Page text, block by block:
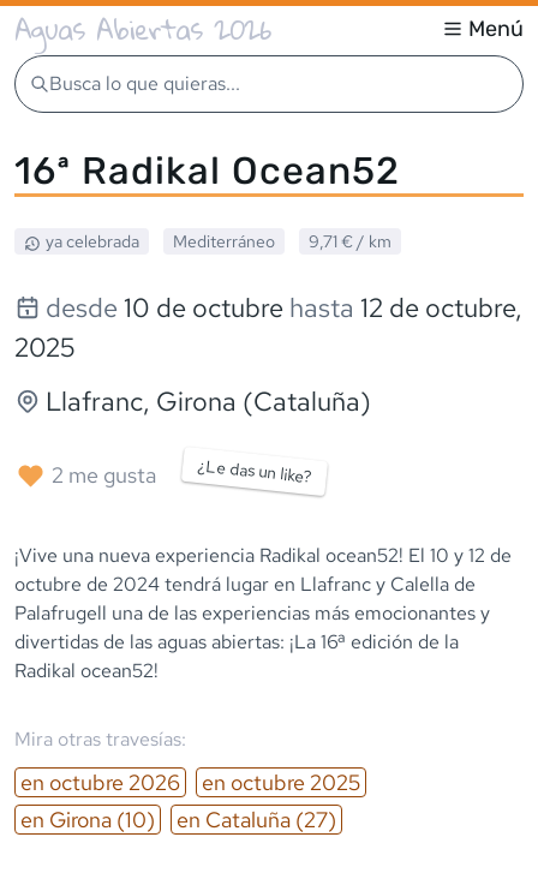
Aguas Abiertas 2026 Menú
Busca lo que quieras...
16ª Radikal Ocean52
ya celebrada Mediterráneo 9,71 € / km
desde 10 de octubre hasta 12 de octubre,
2025
Llafranc, Girona (Cataluña)
2 me gusta ¿Le das un like?
¡Vive una nueva experiencia Radikal ocean52! El 10 y 12 de
octubre de 2024 tendrá lugar en Llafranc y Calella de
Palafrugell una de las experiencias más emocionantes y
divertidas de las aguas abiertas: ¡La 16ª edición de la
Radikal ocean52!
Mira otras travesías:
en octubre 2026 en octubre 2025
en Girona (10) en Cataluña (27)